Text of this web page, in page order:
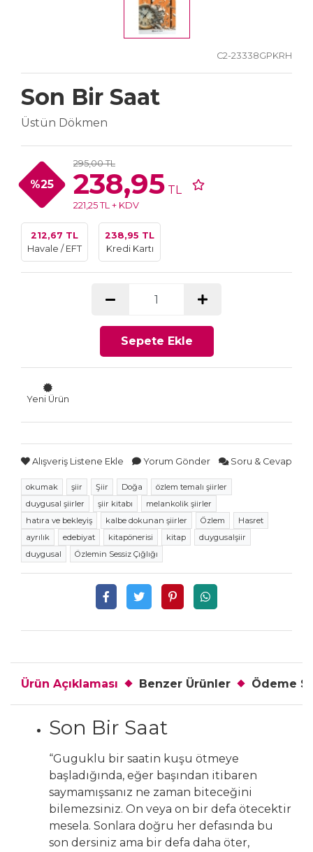
C2-23338GPKRH
Son Bir Saat
Üstün Dökmen
%25
295,00 TL
238,95 TL
221,25 TL + KDV
212,67 TL
Havale / EFT
238,95 TL
Kredi Kartı
Sepete Ekle
Yeni Ürün
Alışveriş Listene Ekle Yorum Gönder Soru & Cevap
okumak şiir Şiir Doğa
özlem temalı şiirler
duygusal şiirler
şiir kitabı
melankolik şiirler
hatıra ve bekleyiş
kalbe dokunan şiirler Özlem
Hasret
ayrılık
edebiyat kitapönerisi kitap
duygusalşiir
duygusal
Özlemin Sessiz Çığlığı
Ürün Açıklaması Benzer Ürünler Ödeme
Son Bir Saat
“Guguklu bir saatin kuşu ötmeye
başladığında, eğer başından itibaren
saymamışsanız ne zaman biteceğini
bilemezsiniz. On veya on bir defa ötecektir
mesela. Sonlara doğru her defasında bu
son dersiniz ama bir defa daha öter,